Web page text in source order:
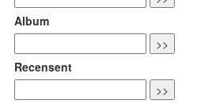
Album
Recensent